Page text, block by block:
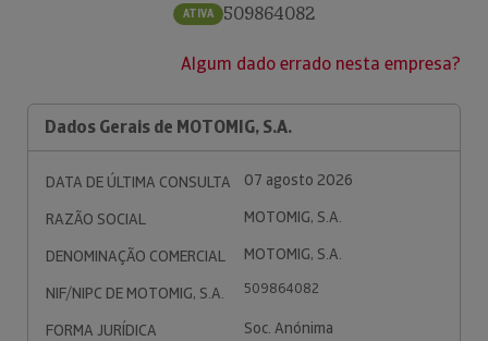
ATIVA 509864082
Algum dado errado nesta empresa?
Dados Gerais de MOTOMIG, S.A.
DATA DE ÚLTIMA CONSULTA
07 agosto 2026
RAZÃO SOCIAL
MOTOMIG, S.A.
DENOMINAÇÃO COMERCIAL
MOTOMIG, S.A.
NIF/NIPC DE MOTOMIG, S.A.
509864082
FORMA JURÍDICA
Soc. Anónima